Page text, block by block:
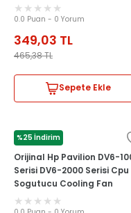
0.0 Puan - 0 Yorum
349,03 TL
465,38TL
Sepete Ekle
%25 İndirim
HP
Orijinal Hp Pavilion DV6-
Serisi DV6-2000 Serisi Cpu
Sogutucu Cooling Fan